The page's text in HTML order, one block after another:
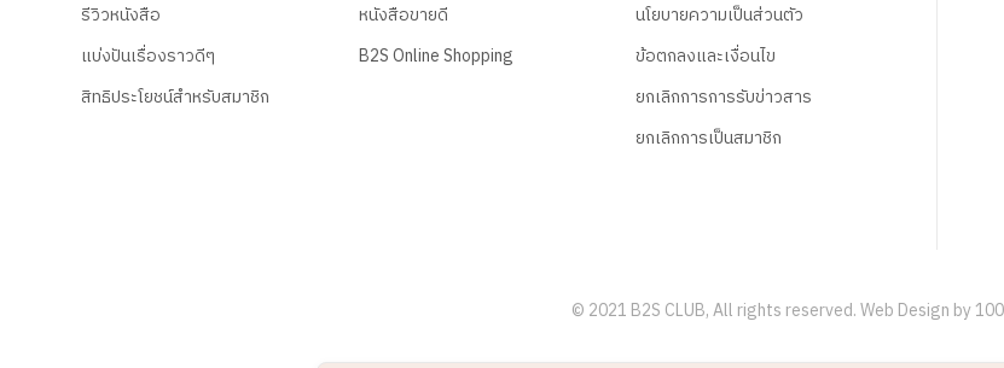
รีวิวหนังสือ
แบ่งปันเรื่องราวดีๆ
สิทธิประโยชน์สำหรับสมาชิก
หนังสือขายดี
B2S Online Shopping
นโยบายความเป็นส่วนตัว
ข้อตกลงและเงื่อนไข
ยกเลิกการการรับข่าวสาร
ยกเลิกการเป็นสมาชิก